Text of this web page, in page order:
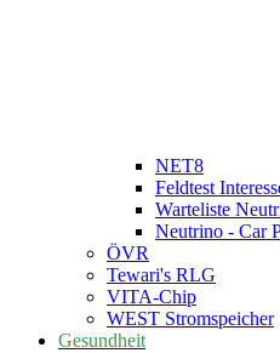
NET8
Feldtest
Warteliste
Neutrino - Car
ÖVR
Tewari's RLG
VITA-Chip
WEST Stromspeicher
Gesundheit